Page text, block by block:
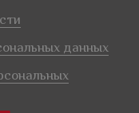
данных